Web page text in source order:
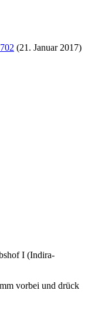
(21. Januar 2017)
I (Indira-
vorbei und drück